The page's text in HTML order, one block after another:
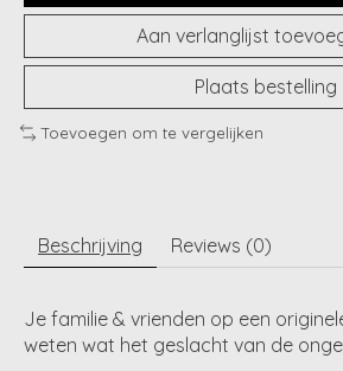
Aan verlanglijst
Plaats bestelling
Toevoegen om te vergelijken
Beschrijving Reviews (0)
Je familie & vrienden op een
weten wat het geslacht van de